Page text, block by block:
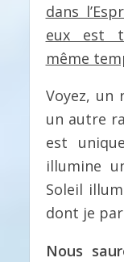
dans
eux est
même
Voyez, un
un autre
est
illumine
Soleil
dont je
Nous